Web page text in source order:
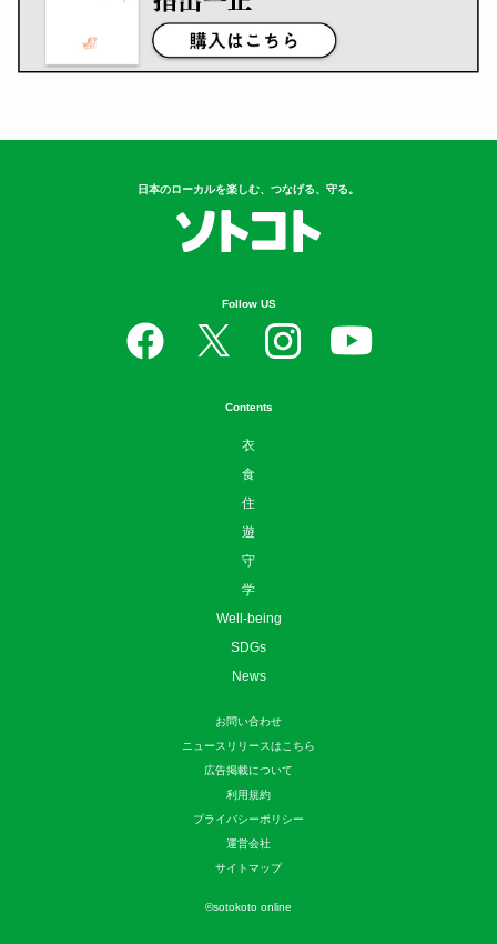
日本のローカルを楽しむ、つなげる、守る。
Follow US
Contents
衣
食
住
遊
守
学
Well-being
SDGs
News
お問い合わせ
ニュースリリースはこちら
広告掲載について
利用規約
プライバシーポリシー
運営会社
サイトマップ
©sotokoto online